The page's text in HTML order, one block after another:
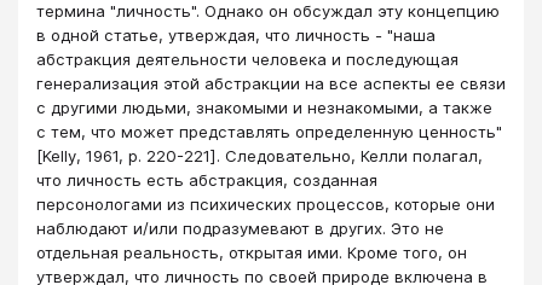
термина "личность". Однако он обсуждал эту концепцию
в одной статье, утверждая, что личность - "наша
абстракция деятельности человека и последующая
генерализация этой абстракции на все аспекты ее связи
с другими людьми, знакомыми и незнакомыми, а также
с тем, что может представлять определенную ценность"
[Kelly, 1961, p. 220-221]. Следовательно, Келли полагал,
что личность есть абстракция, созданная
персонологами из психических процессов, которые они
наблюдают и/или подразумевают в других. Это не
отдельная реальность, открытая ими. Кроме того, он
утверждал, что личность по своей природе включена в